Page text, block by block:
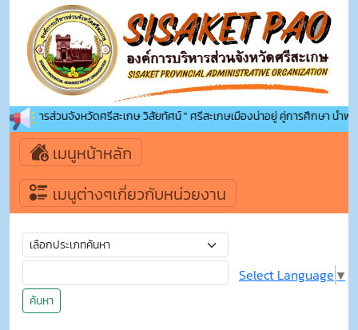
ศรีสะเกษ วิสัยทัศน์ " ศรีสะเกษเมืองน่าอยู่ คู่การศึกษา นำพาคุณภาพชีวิตที่ดี "
เมนูหน้าหลัก
เมนูต่างๆเกี่ยวกับหน่วยงาน
ค้นหา
Select Language ▼